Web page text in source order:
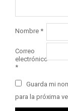
Nombre *
Correo
electrónico
*
Guarda mi
para la próxima